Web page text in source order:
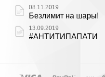
08.11.2019
Безлимит на шары!
13.09.2019
#АНТИТИПАПАТИ